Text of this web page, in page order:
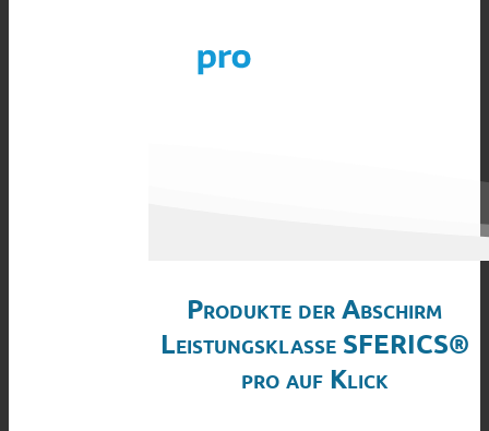
Produkte der Abschirm
Leistungsklasse SFERICS®
pro auf Klick